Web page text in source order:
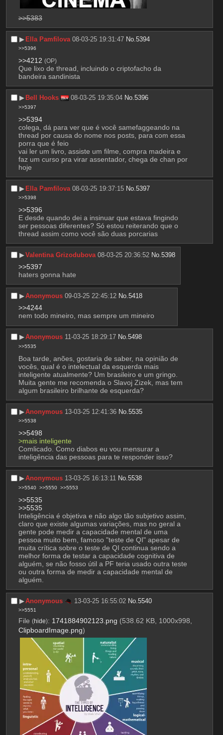
>>5383
▶︎ Ella Pamfilova 08-03-25 19:31:47 No.5394
>>5396
>>4212 (OP)
Que lixo de thread, incluindo o criptofacho da
bandeira sandinista
▶︎ Bell Hooks 08-03-25 19:35:04 No.5396
>>5397
>>5394
colega, dá para ver que é você samefaggeando na
thread por causa do nome nos posts, para com essa
porra que é feio
vai ler um livro, assiste um filme, compra madeira e
faz um curso pra virar assentador, chega de chan por
hoje
▶︎ Ella Pamfilova 08-03-25 19:37:15 No.5397
>>5398
>>5396
E desde quando dei a insinuar que estava fingindo
ser pessoas diferentes? Só estou reiterando que o
thread assim como você são duas porcarias
▶︎Valentina Grizodubova 08-03-25 20:36:52 No.5398
>>5397
haters gonna hate
▶︎Anonymous 09-03-25 22:45:12 No.5418
>>4244
nem todo mineiro, mas sempre um mineiro
▶︎Anonymous 11-03-25 18:29:17 No.5498
>>5535
Boa tarde, anões, gostaria de saber, na opinião de
vocês, qual é o intelectual da esquerda mais
inteligente atualmente? Um brasileiro e um gringo.
Muita gente me recomenda o Slavoj Zizek, mas tem
algum brasileiro brilhante de esquerda?
▶︎Anonymous 13-03-25 12:41:36 No.5535
>>5538
>>5498
>mais inteligente
Comlicado. Como diabos eu vou mensurar a
inteligência das pessoas para te responder isso?
▶︎Anonymous 13-03-25 16:13:11 No.5538
>>5540 >>5550 >>5553
>>5535
>>5535
Inteligência é objetiva e não algo tão subjetivo assim,
claro que existe algumas variações, mas no geral a
gente pode medir a capacidade mental de uma
pessoa muito bem, famoso "teste de QI" apesar de
muita crítica sobre o teste de QI continua sendo a
melhor forma de testar a capacidade cognitiva de
alguém, se não fosso útil a PF teria usado outra teste
ou outra forma de medir a capacidade mental de
alguém.
▶︎Anonymous 13-03-25 16:55:02 No.5540
>>5551
File (hide): 1741884902123.png (538.62 KB, 1000x998,
ClipboardImage.png)